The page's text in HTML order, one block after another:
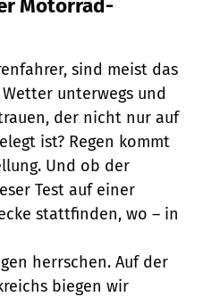
Motorrad-
sind meist das
unterwegs und
der nicht nur auf
ist? Regen kommt
Und ob der
Test auf einer
stattfinden, wo – in
herrschen. Auf der
biegen wir